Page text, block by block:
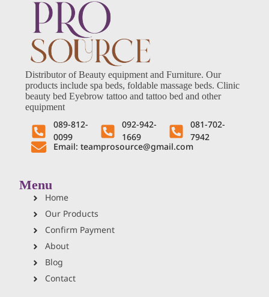
Distributor of Beauty equipment and Furniture. Our
products include spa beds, foldable massage beds. Clinic
beauty bed Eyebrow tattoo and tattoo bed and other
equipment
089-812-
0099
092-942-
1669
081-702-
7942
Email: teamprosource@gmail.com
Menu
Home
Our Products
Confirm Payment
About
Blog
Contact